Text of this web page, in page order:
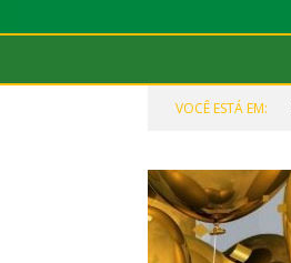
VOCÊ ESTÁ EM: